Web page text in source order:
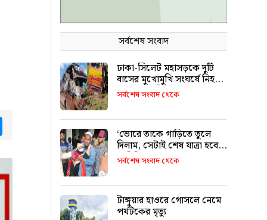
সর্বশেষ সংবাদ
ঢাকা-সিলেট মহাসড়কে দুটি
বাসের মুখোমুখি সংঘর্ষে নিহত
৯ জনের পরিচয় শনাক্ত
সর্বশেষ সংবাদ থেকে
‘ভোরে তাকে গাড়িতে তুলে
দিলাম, সেটাই শেষ যাত্রা হবে
ভাবিনি’
সর্বশেষ সংবাদ থেকে
টাঙ্গুয়ার হাওরে গোসলে নেমে
পর্যটকের মৃত্যু